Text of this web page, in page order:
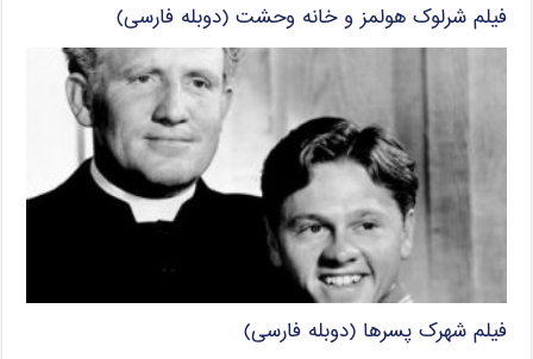
فیلم شرلوک هولمز و خانه وحشت (دوبله فارسی)
فیلم شهرک پسرها (دوبله فارسی)